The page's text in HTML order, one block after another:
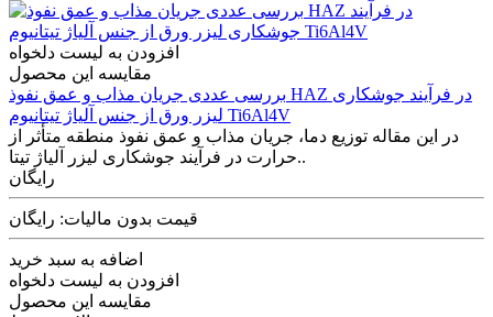
افزودن به لیست دلخواه
مقایسه این محصول
بررسی عددی جریان مذاب و عمق نفوذ HAZ در فرآیند جوشکاری
لیزر ورق از جنس آلیاژ تیتانیوم Ti6Al4V
در این مقاله توزیع دما، جریان مذاب و عمق نفوذ منطقه متأثر از
حرارت در فرآیند جوشکاری لیزر آلیاژ تیتا..
رایگان
قیمت بدون مالیات: رایگان
اضافه به سبد خرید
افزودن به لیست دلخواه
مقایسه این محصول